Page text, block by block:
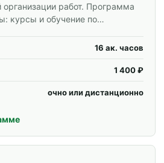
организации работ. Программа
курсы и обучение по
16 ак. часов
1 400 ₽
очно или дистанционно